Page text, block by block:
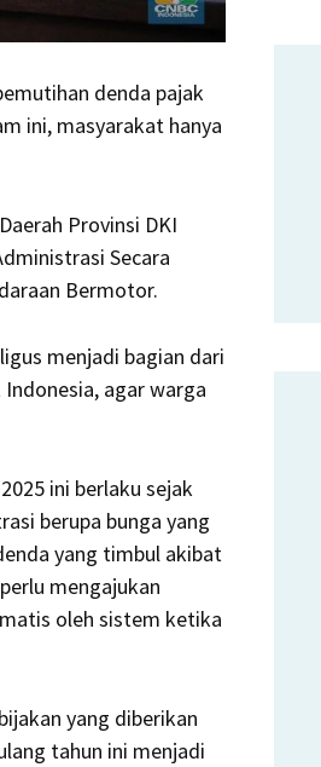
denda pajak
ini, masyarakat hanya
Provinsi DKI
Secara
Bermotor.
menjadi bagian dari
agar warga
ini berlaku sejak
berupa bunga yang
yang timbul akibat
mengajukan
oleh sistem ketika
yang diberikan
tahun ini menjadi